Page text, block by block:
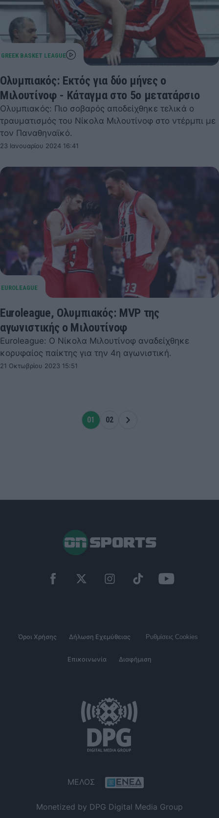
Ολυμπιακός: Εκτός για δύο μήνες ο
Μιλουτίνοφ - Κάταγμα στο 5ο μετατάρσιο
Ολυμπιακός: Πιο σοβαρός αποδείχθηκε τελικά ο
τραυματισμός του Νίκολα Μιλουτίνοφ στο ντέρμπι με
τον Παναθηναϊκό.
23 Ιανουαρίου 2024 16:41
Euroleague, Ολυμπιακός: MVP της
αγωνιστικής ο Μιλουτίνοφ
Euroleague: Ο Νίκολα Μιλουτίνοφ αναδείχθηκε
κορυφαίος παίκτης για την 4η αγωνιστική.
21 Οκτωβρίου 2023 15:51
01 02
Όροι Χρήσης Δήλωση Εχεμύθειας Ρυθμίσεις Cookies
Επικοινωνία Διαφήμιση
ΜΕΛΟΣ
Monetized by DPG Digital Media Group